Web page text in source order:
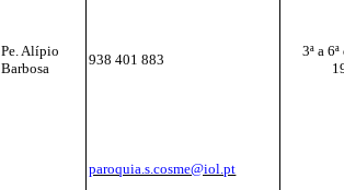
Pe. Alípio
Barbosa
938 401 883
paroquia.s.cosme@iol.pt
3ª a